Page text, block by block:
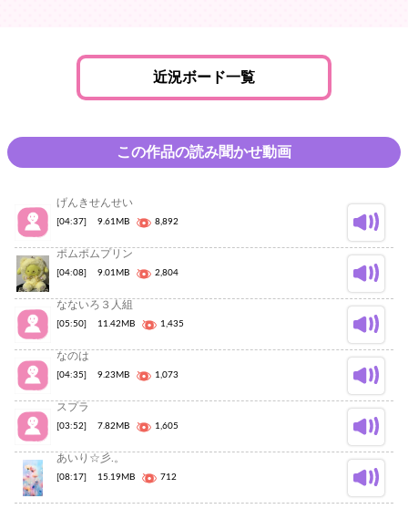
近況ボード一覧
この作品の読み聞かせ動画
げんきせんせい
[04:37] 9.61MB 8,892
ポムポムプリン
[04:08] 9.01MB 2,804
なないろ３人組
[05:50] 11.42MB 1,435
なのは
[04:35] 9.23MB 1,073
スプラ
[03:52] 7.82MB 1,605
あいり☆彡.。
[08:17] 15.19MB 712